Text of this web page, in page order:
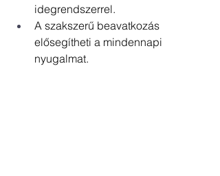
idegrendszerrel.
A szakszerű beavatkozás
elősegítheti a mindennapi
nyugalmat.